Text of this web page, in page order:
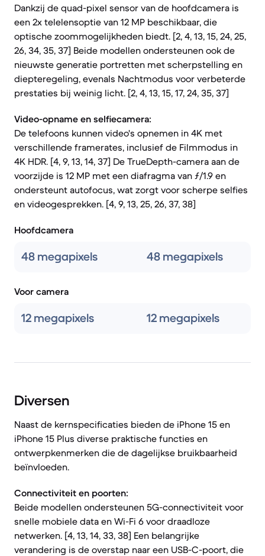
Dankzij de quad-pixel sensor van de hoofdcamera is
een 2x telelensoptie van 12 MP beschikbaar, die
optische zoommogelijkheden biedt. [2, 4, 13, 15, 24, 25,
26, 34, 35, 37] Beide modellen ondersteunen ook de
nieuwste generatie portretten met scherpstelling en
diepteregeling, evenals Nachtmodus voor verbeterde
prestaties bij weinig licht. [2, 4, 13, 15, 17, 24, 35, 37]
Video-opname en selfiecamera:
De telefoons kunnen video's opnemen in 4K met
verschillende framerates, inclusief de Filmmodus in
4K HDR. [4, 9, 13, 14, 37] De TrueDepth-camera aan de
voorzijde is 12 MP met een diafragma van ƒ/1.9 en
ondersteunt autofocus, wat zorgt voor scherpe selfies
en videogesprekken. [4, 9, 13, 25, 26, 37, 38]
Hoofdcamera
48 megapixels 48 megapixels
Voor camera
12 megapixels 12 megapixels
Diversen
Naast de kernspecificaties bieden de iPhone 15 en
iPhone 15 Plus diverse praktische functies en
ontwerpkenmerken die de dagelijkse bruikbaarheid
beïnvloeden.
Connectiviteit en poorten:
Beide modellen ondersteunen 5G-connectiviteit voor
snelle mobiele data en Wi-Fi 6 voor draadloze
netwerken. [4, 13, 14, 33, 38] Een belangrijke
verandering is de overstap naar een USB-C-poort, die